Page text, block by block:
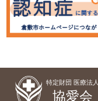
特定財団 医療法人
協愛会